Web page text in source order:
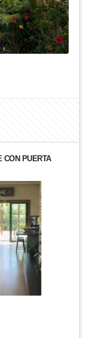
CON PUERTA